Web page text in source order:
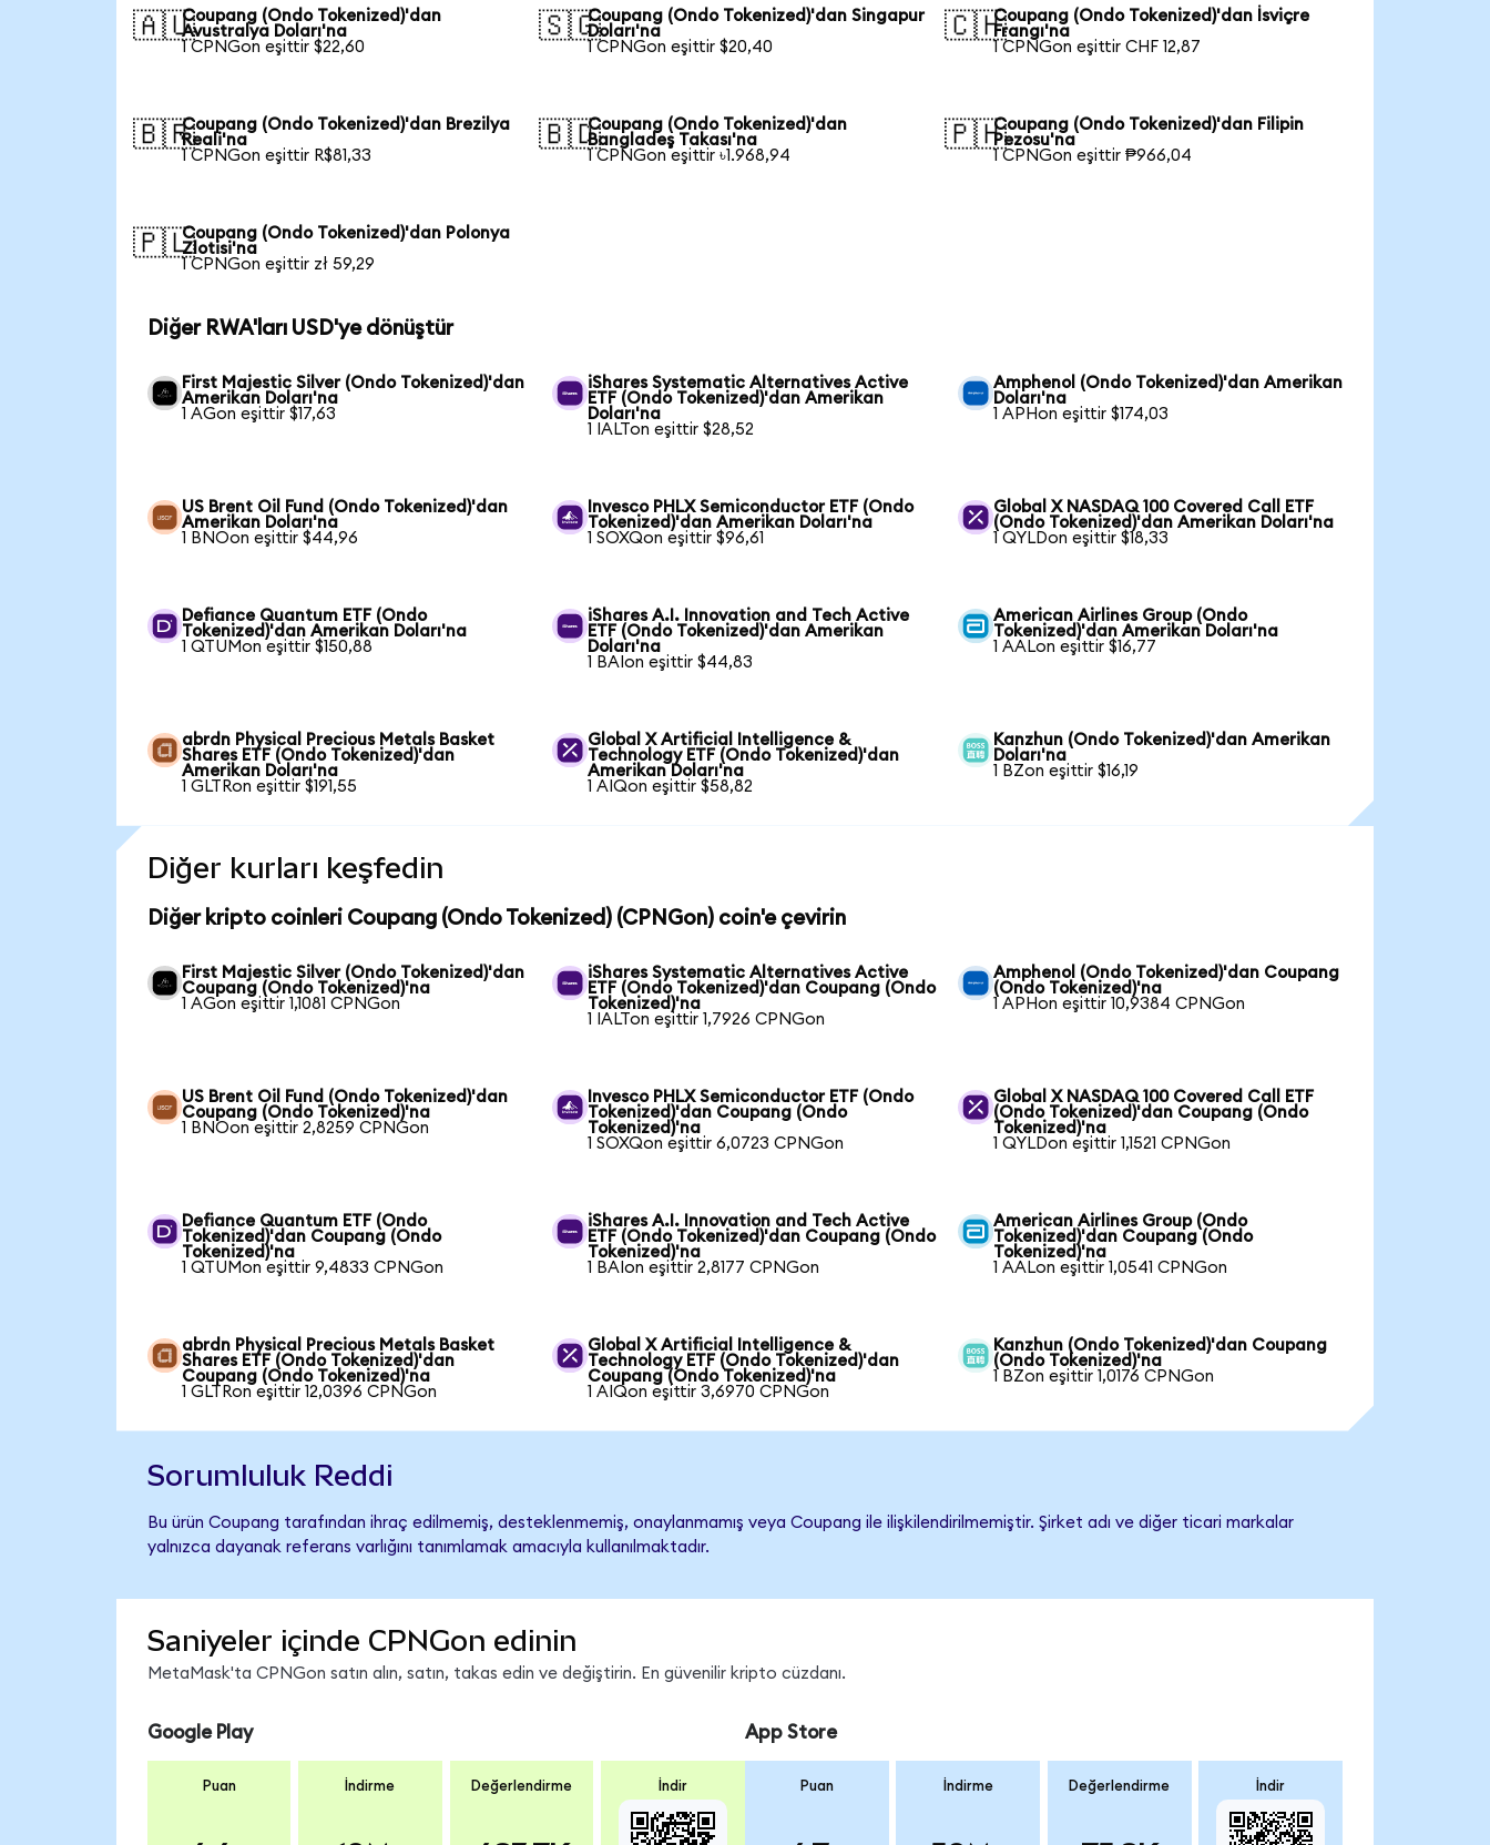
🇦🇺Coupang (Ondo Tokenized)'dan
Avustralya Doları'na
1 CPNGon eşittir $22,60
🇸🇬Coupang (Ondo Tokenized)'dan Singapur
Doları'na
1 CPNGon eşittir $20,40
🇨🇭Coupang (Ondo Tokenized)'dan İsviçre
Frangı'na
1 CPNGon eşittir CHF 12,87
🇧🇷Coupang (Ondo Tokenized)'dan Brezilya
Reali'na
1 CPNGon eşittir R$81,33
🇧🇩Coupang (Ondo Tokenized)'dan
Bangladeş Takası'na
1 CPNGon eşittir ৳1.968,94
🇵🇭Coupang (Ondo Tokenized)'dan Filipin
Pezosu'na
1 CPNGon eşittir ₱966,04
🇵🇱Coupang (Ondo Tokenized)'dan Polonya
Zlotisi'na
1 CPNGon eşittir zł 59,29
Diğer RWA'ları USD'ye dönüştür
First Majestic Silver (Ondo Tokenized)'dan
Amerikan Doları'na
1 AGon eşittir $17,63
iShares Systematic Alternatives Active
ETF (Ondo Tokenized)'dan Amerikan
Doları'na
1 IALTon eşittir $28,52
Amphenol (Ondo Tokenized)'dan Amerikan
Doları'na
1 APHon eşittir $174,03
US Brent Oil Fund (Ondo Tokenized)'dan
Amerikan Doları'na
1 BNOon eşittir $44,96
Invesco PHLX Semiconductor ETF (Ondo
Tokenized)'dan Amerikan Doları'na
1 SOXQon eşittir $96,61
Global X NASDAQ 100 Covered Call ETF
(Ondo Tokenized)'dan Amerikan Doları'na
1 QYLDon eşittir $18,33
Defiance Quantum ETF (Ondo
Tokenized)'dan Amerikan Doları'na
1 QTUMon eşittir $150,88
iShares A.I. Innovation and Tech Active
ETF (Ondo Tokenized)'dan Amerikan
Doları'na
1 BAIon eşittir $44,83
American Airlines Group (Ondo
Tokenized)'dan Amerikan Doları'na
1 AALon eşittir $16,77
abrdn Physical Precious Metals Basket
Shares ETF (Ondo Tokenized)'dan
Amerikan Doları'na
1 GLTRon eşittir $191,55
Global X Artificial Intelligence &
Technology ETF (Ondo Tokenized)'dan
Amerikan Doları'na
1 AIQon eşittir $58,82
Kanzhun (Ondo Tokenized)'dan Amerikan
Doları'na
1 BZon eşittir $16,19
Diğer kurları keşfedin
Diğer kripto coinleri Coupang (Ondo Tokenized) (CPNGon) coin'e çevirin
First Majestic Silver (Ondo Tokenized)'dan
Coupang (Ondo Tokenized)'na
1 AGon eşittir 1,1081 CPNGon
iShares Systematic Alternatives Active
ETF (Ondo Tokenized)'dan Coupang (Ondo
Tokenized)'na
1 IALTon eşittir 1,7926 CPNGon
Amphenol (Ondo Tokenized)'dan Coupang
(Ondo Tokenized)'na
1 APHon eşittir 10,9384 CPNGon
US Brent Oil Fund (Ondo Tokenized)'dan
Coupang (Ondo Tokenized)'na
1 BNOon eşittir 2,8259 CPNGon
Invesco PHLX Semiconductor ETF (Ondo
Tokenized)'dan Coupang (Ondo
Tokenized)'na
1 SOXQon eşittir 6,0723 CPNGon
Global X NASDAQ 100 Covered Call ETF
(Ondo Tokenized)'dan Coupang (Ondo
Tokenized)'na
1 QYLDon eşittir 1,1521 CPNGon
Defiance Quantum ETF (Ondo
Tokenized)'dan Coupang (Ondo
Tokenized)'na
1 QTUMon eşittir 9,4833 CPNGon
iShares A.I. Innovation and Tech Active
ETF (Ondo Tokenized)'dan Coupang (Ondo
Tokenized)'na
1 BAIon eşittir 2,8177 CPNGon
American Airlines Group (Ondo
Tokenized)'dan Coupang (Ondo
Tokenized)'na
1 AALon eşittir 1,0541 CPNGon
abrdn Physical Precious Metals Basket
Shares ETF (Ondo Tokenized)'dan
Coupang (Ondo Tokenized)'na
1 GLTRon eşittir 12,0396 CPNGon
Global X Artificial Intelligence &
Technology ETF (Ondo Tokenized)'dan
Coupang (Ondo Tokenized)'na
1 AIQon eşittir 3,6970 CPNGon
Kanzhun (Ondo Tokenized)'dan Coupang
(Ondo Tokenized)'na
1 BZon eşittir 1,0176 CPNGon
Sorumluluk Reddi
Bu ürün Coupang tarafından ihraç edilmemiş, desteklenmemiş, onaylanmamış veya Coupang ile ilişkilendirilmemiştir. Şirket adı ve diğer ticari markalar
yalnızca dayanak referans varlığını tanımlamak amacıyla kullanılmaktadır.
Saniyeler içinde CPNGon edinin
MetaMask'ta CPNGon satın alın, satın, takas edin ve değiştirin. En güvenilir kripto cüzdanı.
Google Play
Puan İndirme Değerlendirme İndir
App Store
Puan İndirme Değerlendirme İndir